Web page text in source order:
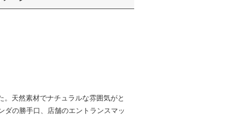
天然素材でナチュラルな雰囲気がと
ダの勝手口、店舗のエントランスマッ